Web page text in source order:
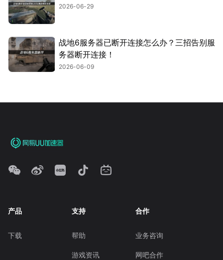
2026-06-29
战地6服务器已断开连接怎么办？三招告别服
务器断开连接！
2026-06-09
产品
下载
支持
帮助
游戏资讯
合作
业务咨询
网吧合作